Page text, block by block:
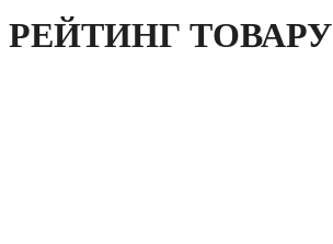
РЕЙТИНГ ТОВАРУ